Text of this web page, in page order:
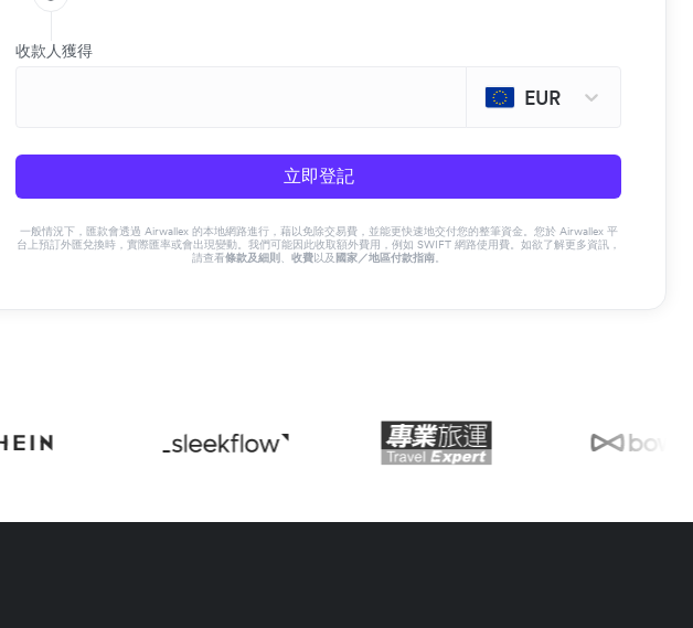
收款人獲得
EUR
立即登記
一般情況下，匯款會透過 Airwallex 的本地網路進行，藉以免除交易費，並能更快速地交付您的整筆資金。您於 Airwallex 平
台上預訂外匯兌換時，實際匯率或會出現變動。我們可能因此收取額外費用，例如 SWIFT 網路使用費。如欲了解更多資訊，
請查看條款及細則、 收費以及 國家／地區付款指南。